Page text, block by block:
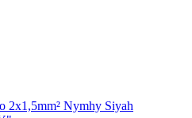
2x1,5mm² Nymhy Siyah